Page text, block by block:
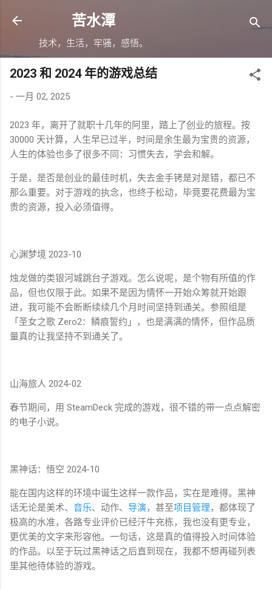
跳至主要内容
苦水潭
技术，生活，牢骚，感悟。
2023 和 2024 年的游戏总结
- 一月 02, 2025
2023 年，离开了就职十几年的阿里，踏上了创业的旅程。按
30000 天计算，人生早已过半，时间是余生最为宝贵的资源，
人生的体验也多了很多不同：习惯失去，学会和解。
于是，是否是创业的最佳时机，失去金手铐是对是错，都已不
那么重要。对于游戏的执念，也终于松动，毕竟要花费最为宝
贵的资源，投入必须值得。
心渊梦境 2023-10
烛龙做的类银河城跳台子游戏。怎么说呢，是个物有所值的作
品，但也仅限于此。如果不是因为情怀一开始众筹就开始跟
进，我可能不会断断续续几个月时间坚持到通关。参照组是
「圣女之歌 Zero2：鳞痕誓约」，也是满满的情怀，但作品质
量真的让我坚持不到通关了。
山海旅人 2024-02
春节期间，用 SteamDeck 完成的游戏，很不错的带一点点解密
的电子小说。
黑神话：悟空 2024-10
能在国内这样的环境中诞生这样一款作品，实在是难得。黑神
话无论是美术、 音乐、动作、 导演，甚至项目管理，都体现了
极高的水准，各路专业评价已经汗牛充栋，我也没有更专业，
更优美的文字来形容他。一句话，这是真的值得投入时间体验
的作品。以至于玩过黑神话之后直到现在，我都不想再碰列表
里其他待体验的游戏。